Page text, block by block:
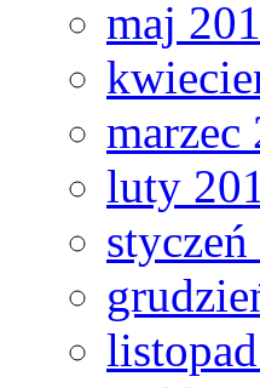
maj
marzec
luty